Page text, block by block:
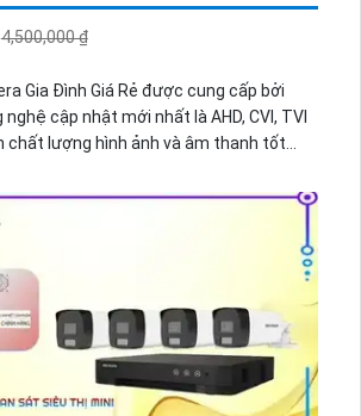
4,500,000 ₫
Gia Đình Giá Rẻ được cung cấp bởi
cập nhật mới nhất là AHD, CVI, TVI
chất lượng hình ảnh và âm thanh tốt
gia đình của bạn.
kế nhỏ gọn, dễ dàng lắp đặt và giám sát
và BCS cung cấp hình ảnh sắc nét, chất
dễ dàng quan sát mọi góc nhìn trong
cả âm thanh, giúp bạn nghe rõ hơn và
chúng tôi cam kết mang đến cho khách